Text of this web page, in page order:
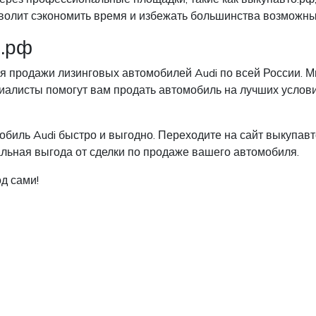
сэкономить время и избежать большинства
лизинговых автомобилей Audi по всей России.
помогут вам продать автомобиль на лучших
Audi быстро и выгодно. Переходите на сайт
выгода от сделки по продаже вашего автомобиля.
сами!